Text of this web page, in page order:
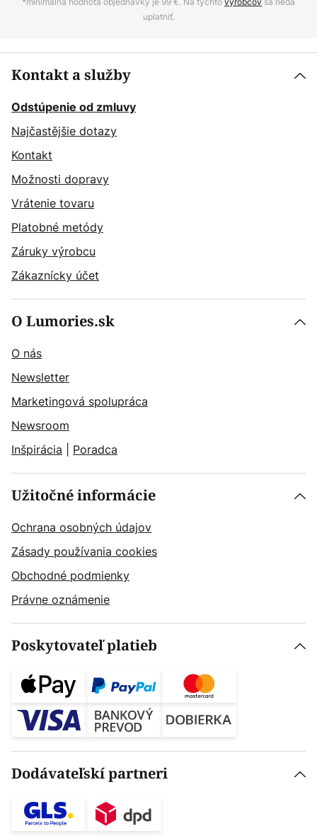
uplatniť.
Kontakt a služby
Odstúpenie od zmluvy
Najčastějšie dotazy
Kontakt
Možnosti dopravy
Vrátenie tovaru
Platobné metódy
Záruky výrobcu
Zákaznícky účet
O Lumories.sk
O nás
Newsletter
Marketingová spolupráca
Newsroom
Inšpirácia
Poradca
Užitočné informácie
Ochrana osobných údajov
Zásady používania cookies
Obchodné podmienky
Právne oznámenie
Poskytovateľ platieb
Dodávateľskí partneri